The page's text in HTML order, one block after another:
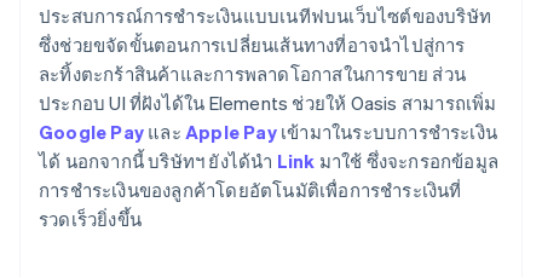
ประสบการณ์การชำระเงินแบบเนทีฟบนเว็บไซต์ของบริษัท
ซึ่งช่วยขจัดขั้นตอนการเปลี่ยนเส้นทางที่อาจนำไปสู่การ
ละทิ้งตะกร้าสินค้าและการพลาดโอกาสในการขาย ส่วน
ประกอบ UI ที่ฝังได้ใน Elements ช่วยให้ Oasis สามารถเพิ่ม
Google Pay และ Apple Payเข้ามาในระบบการชำระเงิน
ได้ นอกจากนี้ บริษัทฯ ยังได้นำ Link มาใช้ ซึ่งจะกรอกข้อมูล
การชำระเงินของลูกค้าโดยอัตโนมัติเพื่อการชำระเงินที่
รวดเร็วยิ่งขึ้น